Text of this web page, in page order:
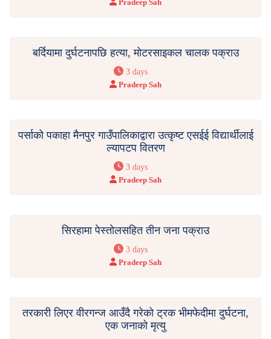
Pradeep Sah
बर्दियामा दुर्घटनापछि हत्या, मोटरसाइकल चालक पक्राउ
3 days
Pradeep Sah
पर्साको पकाहा मैनपुर गाउँपालिकाद्वारा उत्कृष्ट एसईई विद्यार्थीलाई
ल्यापटप वितरण
3 days
Pradeep Sah
सिरहामा पेस्तोलसहित तीन जना पक्राउ
3 days
Pradeep Sah
तरकारी लिएर वीरगन्ज आउँदै गरेको ट्रक भीमफेदीमा दुर्घटना,
एक जनाको मृत्यु